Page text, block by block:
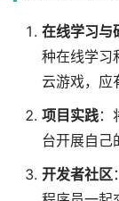
在线学习与
种在线学习
云游戏，应
项目实践：
台开展自己
开发者社区